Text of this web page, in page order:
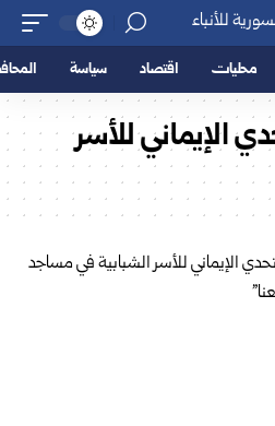
محليات اقتصاد سياسة
الإيماني للأسر